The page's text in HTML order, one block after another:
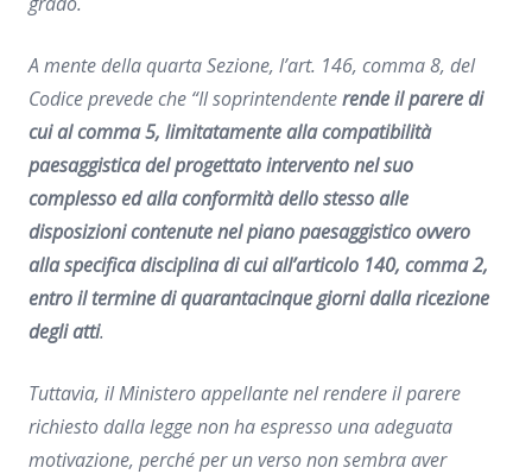
A mente della quarta Sezione, l’art. 146, comma 8, del
Codice prevede che “Il soprintendenterende il parere di
cui al comma 5, limitatamente alla compatibilità
paesaggistica del progettato intervento nel suo
complesso ed alla conformità dello stesso alle
disposizioni contenute nel piano paesaggistico ovvero
alla specifica disciplina di cui all’articolo 140, comma 2,
entro il termine di quarantacinque giorni dalla ricezione
degli atti.
Tuttavia, il Ministero appellante nel rendere il parere
richiesto dalla legge non ha espresso una adeguata
motivazione, perché per un verso non sembra aver